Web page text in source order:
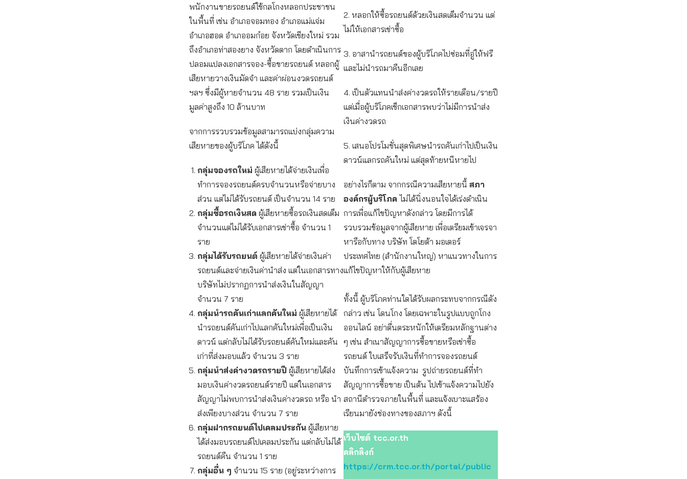
พนักงานขายรถยนต์ใช้กลโกงหลอกประชาชน
ในพื้นที่ เช่น อำเภอจอมทอง อำเภอแม่แจ่ม
อำเภอฮอด อำเภออมก๋อย จังหวัดเชียงใหม่ รวม
ถึงอำเภอท่าสองยาง จังหวัดตาก โดยดำเนินการ
ปลอมแปลงเอกสารจอง-ซื้อขายรถยนต์ หลอกผู้
เสียหายวางเงินมัดจำ และค่าผ่อนงวดรถยนต์
ฯลฯ ซึ่งมีผู้หายจำนวน 48 ราย รวมเป็นเงิน
มูลค่าสูงถึง 10 ล้านบาท
จากการรวบรวมข้อมูลสามารถแบ่งกลุ่มความ
เสียหายของผู้บริโภค ได้ดังนี้
กลุ่มจองรถใหม่ ผู้เสียหายได้จ่ายเงินเพื่อ
ทำการจองรถยนต์ครบจำนวนหรือจ่ายบาง
ส่วน แต่ไม่ได้รับรถยนต์ เป็นจำนวน 14 ราย
กลุ่มซื้อรถเงินสด ผู้เสียหายซื้อรถเงินสดเต็ม
จำนวนแต่ไม่ได้รับเอกสารเช่าซื้อ จำนวน 1
ราย
กลุ่มได้รับรถยนต์ ผู้เสียหายได้จ่ายเงินค่า
รถยนต์และจ่ายเงินค่านำส่ง แต่ในเอกสารทาง
บริษัทไม่ปรากฏการนำส่งเงินในสัญญา
จำนวน 7 ราย
กลุ่มนำรถคันเก่าแลกคันใหม่ ผู้เสียหายได้
นำรถยนต์คันเก่าไปแลกคันใหม่เพื่อเป็นเงิน
ดาวน์ แต่กลับไม่ได้รับรถยนต์คันใหม่และคัน
เก่าที่ส่งมอบแล้ว จำนวน 3 ราย
กลุ่มนำส่งค่างวดรถรายปี ผู้เสียหายได้ส่ง
มอบเงินค่างวดรถยนต์รายปี แต่ในเอกสาร
สัญญาไม่พบการนำส่งเงินค่างวดรถ หรือ นำ
ส่งเพียงบางส่วน จำนวน 7 ราย
กลุ่มฝากรถยนต์ไปเคลมประกัน ผู้เสียหาย
ได้ส่งมอบรถยนต์ไปเคลมประกัน แต่กลับไม่ได้
รถยนต์คืน จำนวน 1 ราย
กลุ่มอื่น ๆ จำนวน 15 ราย (อยู่ระหว่างการ
2. หลอกให้ซื้อรถยนต์ด้วยเงินสดเต็มจำนวน แต่
ไม่ให้เอกสารเช่าซื้อ
3. อาสานำรถยนต์ของผู้บริโภคไปซ่อมที่อู่ให้ฟรี
และไม่นำรถมาคืนอีกเลย
4. เป็นตัวแทนนำส่งค่างวดรถให้รายเดือน/รายปี
แต่เมื่อผู้บริโภคเช็กเอกสารพบว่าไม่มีการนำส่ง
เงินค่างวดรถ
5. เสนอโปรโมชั่นสุดพิเศษนำรถคันเก่าไปเป็นเงิน
ดาวน์แลกรถคันใหม่ แต่สุดท้ายหนีหายไป
อย่างไรก็ตาม จากกรณีความเสียหายนี้ สภา
องค์กรผู้บริโภคไม่ได้นิ่งนอนใจได้เร่งดำเนิน
การเพื่อแก้ไขปัญหาดังกล่าว โดยมีการได้
รวบรวมข้อมูลจากผู้เสียหาย เพื่อเตรียมเข้าเจรจา
หารือกับทาง บริษัท โตโยต้า มอเตอร์
ประเทศไทย (สำนักงานใหญ่) หาแนวทางในการ
แก้ไขปัญหาให้กับผู้เสียหาย
ทั้งนี้ ผู้บริโภคท่านใดได้รับผลกระทบจากกรณีดัง
กล่าว เช่น โดนโกง โดยเฉพาะในรูปแบบถูกโกง
ออนไลน์ อย่าตื่นตระหนักให้เตรียมหลักฐานต่าง
ๆ เช่น สำเนาสัญญาการซื้อขายหรือเช่าซื้อ
รถยนต์ ใบเสร็จรับเงินที่ทำการจองรถยนต์
บันทึกการเข้าแจ้งความ รูปถ่ายรถยนต์ที่ทำ
สัญญาการซื้อขาย เป็นต้น ไปเข้าแจ้งความไปยัง
สถานีตำรวจภายในพื้นที่ และแจ้งเบาะแสร้อง
เรียนมายังช่องทางของสภาฯ ดังนี้
เว็บไซต์ tcc.or.th
คลิกลิงก์
https://crm.tcc.or.th/portal/public